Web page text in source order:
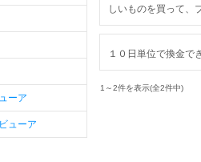
しいものを買って、
１０日単位で換金で
1～2件を表示(全2件中)
ーア
ューア